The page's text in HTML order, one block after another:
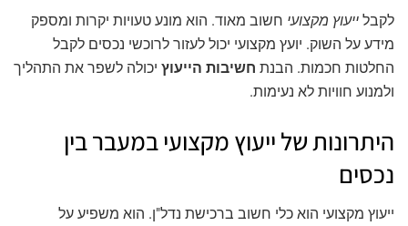
לקבל ייעוץ מקצועי חשוב מאוד. הוא מונע טעויות יקרות ומספק
מידע על השוק. יועץ מקצועי יכול לעזור לרוכשי נכסים לקבל
החלטות חכמות. הבנת חשיבות הייעוץ יכולה לשפר את התהליך
ולמנוע חוויות לא נעימות.
היתרונות של ייעוץ מקצועי במעבר בין
נכסים
ייעוץ מקצועי הוא כלי חשוב ברכישת נדל"ן. הוא משפיע על